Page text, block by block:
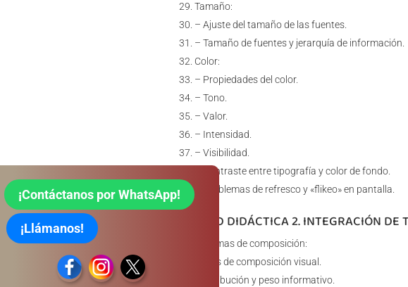
Tamaño:
– Ajuste del tamaño de las fuentes.
– Tamaño de fuentes y jerarquía de información.
Color:
– Propiedades del color.
– Tono.
– Valor.
– Intensidad.
– Visibilidad.
– Contraste entre tipografía y color de fondo.
– Problemas de refresco y «flikeo» en pantalla.
UNIDAD DIDÁCTICA 2. INTEGRACIÓN DE
Esquemas de composición:
– Tipos de composición visual.
– Distribución y peso informativo.
¡Contáctanos por WhatsApp!
¡Llámanos!